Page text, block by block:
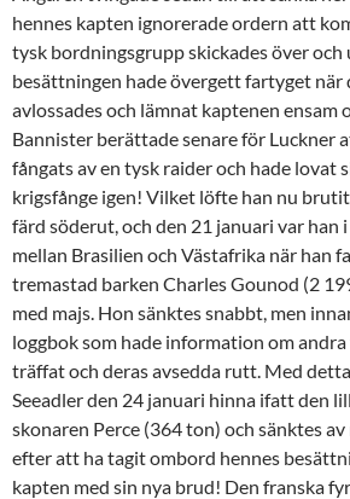
hennes kapten ignorerade ordern att
tysk bordningsgrupp skickades över
besättningen hade övergett fartyget när
avlossades och lämnat kaptenen ensam
Bannister berättade senare för Luckner
fångats av en tysk raider och hade lovat
krigsfånge igen! Vilket löfte han nu
färd söderut, och den 21 januari var han
mellan Brasilien och Västafrika när han
tremastad barken Charles Gounod (2
med majs. Hon sänktes snabbt, men
loggbok som hade information om
träffat och deras avsedda rutt. Med
Seeadler den 24 januari hinna ifatt den
skonaren Perce (364 ton) och sänktes av
efter att ha tagit ombord hennes
kapten med sin nya brud! Den franska